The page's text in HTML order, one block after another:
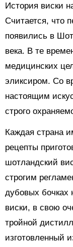
История виски
Считается, что
появились в
века. В те
медицинских
эликсиром. Со
настоящим
строго
Каждая страна
рецепты
шотландский
строгим
дубовых бочках
виски, в свою
тройной
изготовленный